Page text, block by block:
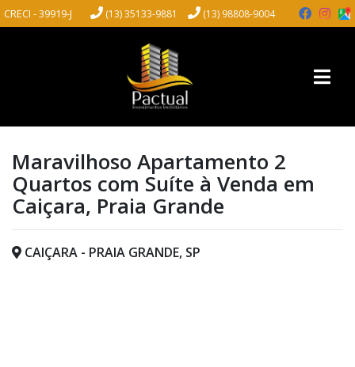
CRECI - 39919-J (13) 35133-9881 (13) 98808-9004
Maravilhoso Apartamento 2
Quartos com Suíte à Venda em
Caiçara, Praia Grande
CAIÇARA - PRAIA GRANDE, SP